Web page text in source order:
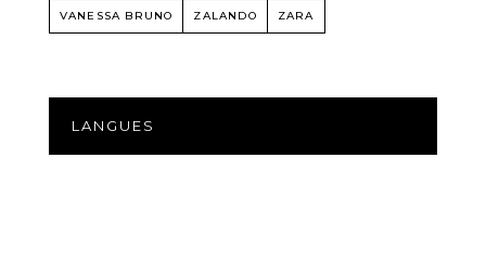
VANESSA BRUNO ZALANDO ZARA
LANGUES